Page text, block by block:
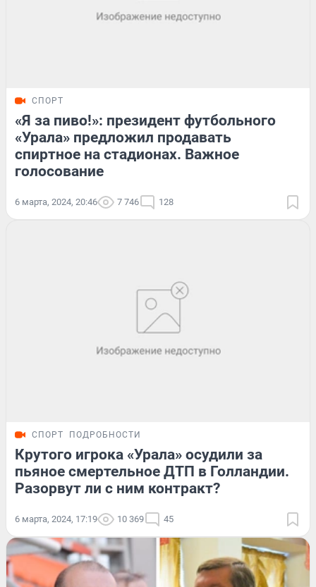
СПОРТ
«Я за пиво!»: президент футбольного
«Урала» предложил продавать
спиртное на стадионах. Важное
голосование
6 марта, 2024, 20:46 7 746 128
СПОРТ ПОДРОБНОСТИ
Крутого игрока «Урала» осудили за
пьяное смертельное ДТП в Голландии.
Разорвут ли с ним контракт?
6 марта, 2024, 17:19 10 369 45